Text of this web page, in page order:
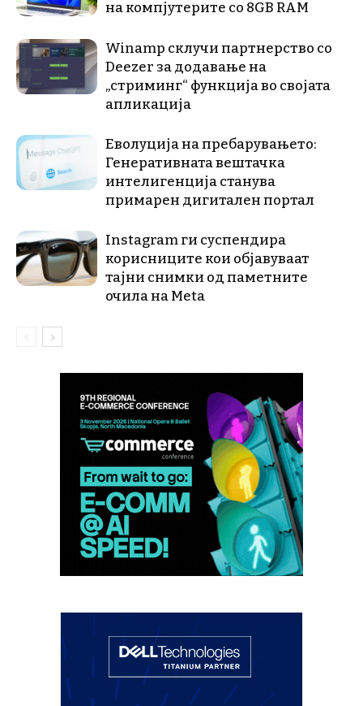
на компјутерите со 8GB RAM
Winamp склучи партнерство со
Deezer за додавање на
„стриминг“ функција во својата
апликација
Еволуција на пребарувањето:
Генеративната вештачка
интелигенција станува
примарен дигитален портал
Instagram ги суспендира
корисниците кои објавуваат
тајни снимки од паметните
очила на Meta